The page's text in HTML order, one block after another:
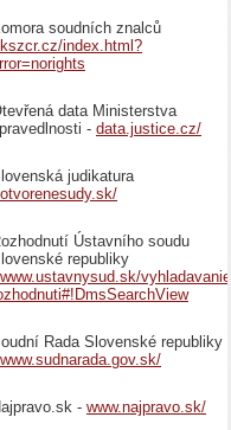
soudních znalců
kszcr.cz/index.html?
data Ministerstva
- data.justice.cz/
judikatura
otvorenesudy.sk/
Ústavního soudu
republiky
www.ustavnysud.sk/vyhladavanie-
Rada Slovenské republiky
www.sudnarada.gov.sk/
- www.najpravo.sk/